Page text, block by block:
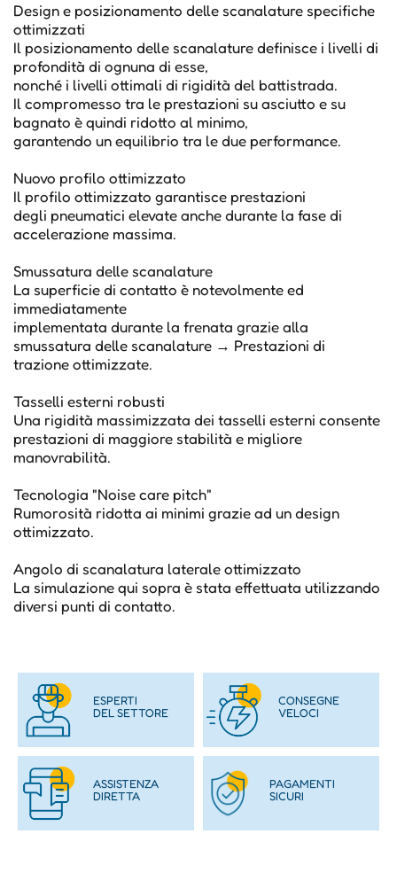
Design e posizionamento delle scanalature specifiche
ottimizzati
Il posizionamento delle scanalature definisce i livelli di
profondità di ognuna di esse,
nonché i livelli ottimali di rigidità del battistrada.
Il compromesso tra le prestazioni su asciutto e su
bagnato è quindi ridotto al minimo,
garantendo un equilibrio tra le due performance.
Nuovo profilo ottimizzato
Il profilo ottimizzato garantisce prestazioni
degli pneumatici elevate anche durante la fase di
accelerazione massima.
Smussatura delle scanalature
La superficie di contatto è notevolmente ed
immediatamente
implementata durante la frenata grazie alla
smussatura delle scanalature → Prestazioni di
trazione ottimizzate.
Tasselli esterni robusti
Una rigidità massimizzata dei tasselli esterni consente
prestazioni di maggiore stabilità e migliore
manovrabilità.
Tecnologia "Noise care pitch"
Rumorosità ridotta ai minimi grazie ad un design
ottimizzato.
Angolo di scanalatura laterale ottimizzato
La simulazione qui sopra è stata effettuata utilizzando
diversi punti di contatto.
ESPERTI
DEL SETTORE
CONSEGNE
VELOCI
ASSISTENZA
DIRETTA
PAGAMENTI
SICURI